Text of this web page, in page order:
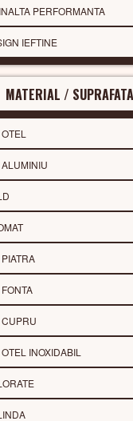
PERFORMANTA
IEFTINE
MATERIAL / SUPRAFATA
INOXIDABIL